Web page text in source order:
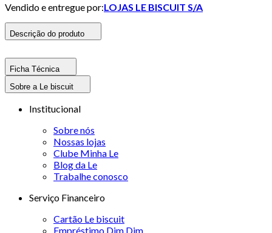
Vendido e entregue por:LOJAS LE BISCUIT S/A
Descrição do produto
Ficha Técnica
Sobre a Le biscuit
Institucional
Sobre nós
Nossas lojas
Clube Minha Le
Blog da Le
Trabalhe conosco
Serviço Financeiro
Cartão Le biscuit
Empréstimo Dim Dim